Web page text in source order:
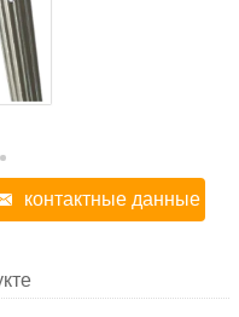
контактные данные